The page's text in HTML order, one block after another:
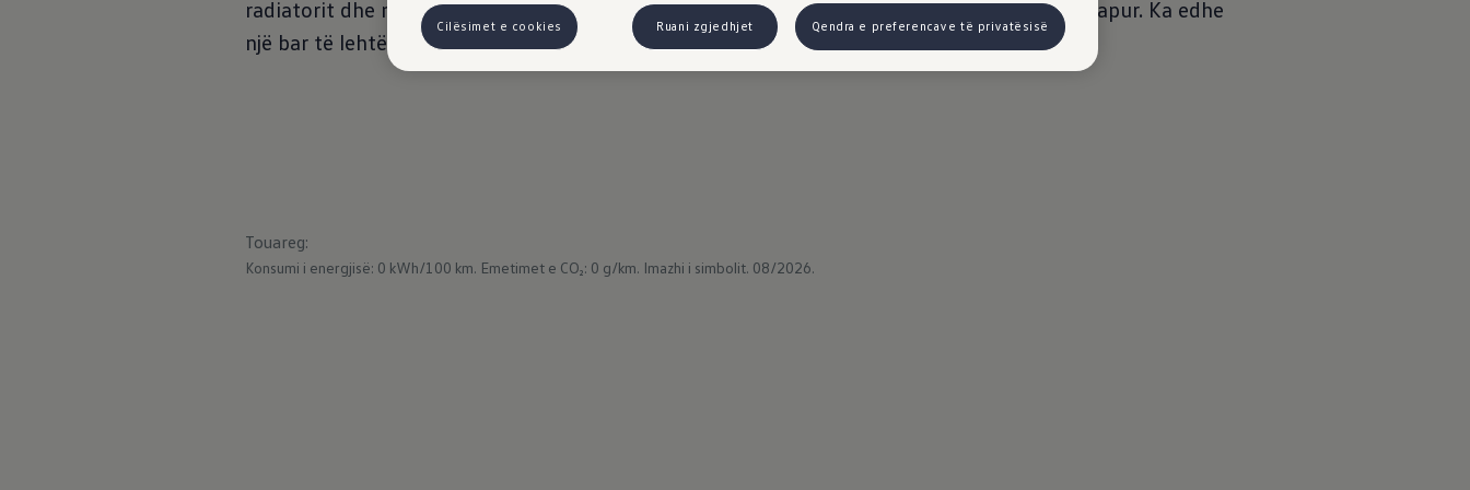
radiatorit dhe ndriçimit ambiant që projekton logon e markës në dysheme kur dyert janë hapur. Ka edhe
një bar të lehtë në pjesën e pasme, dhe logoja e markës në mes ndriçohet me të kuqe.
Touareg:
Konsumi i energjisë: 0 kWh/100 km. Emetimet e CO₂: 0 g/km. Imazhi i simbolit. 08/2026.
Cilësimet e cookies Ruani zgjedhjet Qendra e preferencave të privatësisë